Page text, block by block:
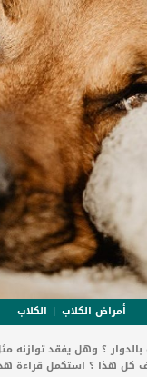
أمراض الكلاب
الكلاب
؟ وهل يفقد توازنه
كل هذا ؟ استكمل قراءة